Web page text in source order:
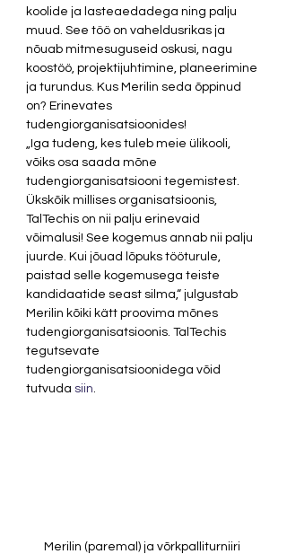
koolide ja lasteaedadega ning palju
muud. See töö on vaheldusrikas ja
nõuab mitmesuguseid oskusi, nagu
koostöö, projektijuhtimine, planeerimine
ja turundus. Kus Merilin seda õppinud
on? Erinevates
tudengiorganisatsioonides!
„Iga tudeng, kes tuleb meie ülikooli,
võiks osa saada mõne
tudengiorganisatsiooni tegemistest.
Ükskõik millises organisatsioonis,
TalTechis on nii palju erinevaid
võimalusi! See kogemus annab nii palju
juurde. Kui jõuad lõpuks tööturule,
paistad selle kogemusega teiste
kandidaatide seast silma,“ julgustab
Merilin kõiki kätt proovima mõnes
tudengiorganisatsioonis. TalTechis
tegutsevate
tudengiorganisatsioonidega võid
tutvuda siin.
Merilin (paremal) ja võrkpalliturniiri